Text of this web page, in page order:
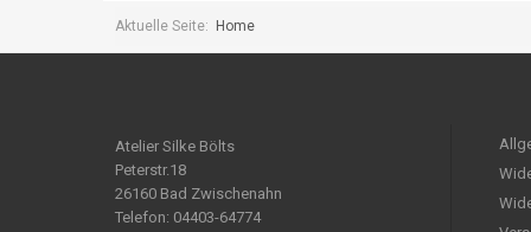
Aktuelle Seite: Home
Atelier Silke Bölts
Peterstr.18
26160 Bad Zwischenahn
Telefon: 04403-64774